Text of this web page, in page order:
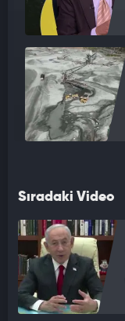
Sıradaki Video